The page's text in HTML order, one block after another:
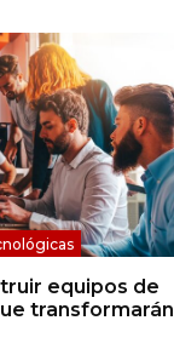
equipos de
transformarán